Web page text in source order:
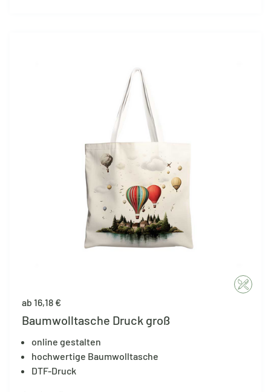
ab 16,18 €
Baumwolltasche Druck groß
online gestalten
hochwertige Baumwolltasche
DTF-Druck